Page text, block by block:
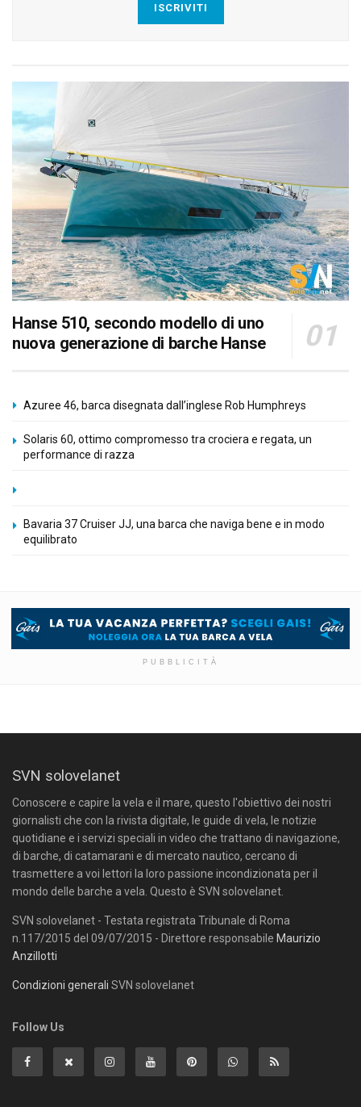
ISCRIVITI
Hanse 510, secondo modello di uno
nuova generazione di barche Hanse
Azuree 46, barca disegnata dall’inglese Rob Humphreys
Solaris 60, ottimo compromesso tra crociera e regata, un
performance di razza
Bavaria 37 Cruiser JJ, una barca che naviga bene e in modo
equilibrato
PUBBLICITÀ
SVN solovelanet
Conoscere e capire la vela e il mare, questo l'obiettivo dei nostri
giornalisti che con la rivista digitale, le guide di vela, le notizie
quotidiane e i servizi speciali in video che trattano di navigazione,
di barche, di catamarani e di mercato nautico, cercano di
trasmettere a voi lettori la loro passione incondizionata per il
mondo delle barche a vela. Questo è SVN solovelanet.
SVN solovelanet - Testata registrata Tribunale di Roma
n.117/2015 del 09/07/2015 - Direttore responsabile Maurizio
Anzillotti
Condizioni generali SVN solovelanet
Follow Us